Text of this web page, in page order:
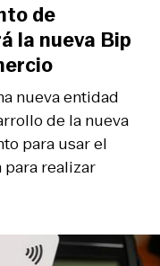
nueva entidad
de la nueva
para usar el
realizar
de
la nueva Bip